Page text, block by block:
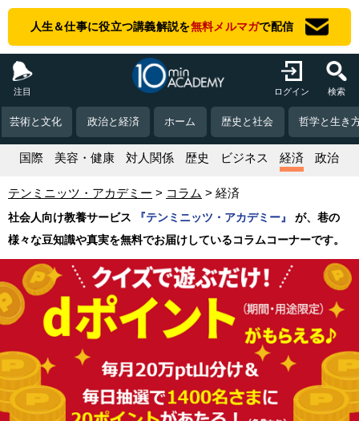
人生＆仕事に役立つ講義解説を無料メルマガで配信
注目 ログイン 検索
芸術と文化 政治と経済 ホーム 歴史と社会 哲学と生き
国際 美容・健康 対人関係 歴史 ビジネス 経済 政治
テンミニッツ・アカデミー コラム 経済
社会人向け教養サービス 『テンミニッツ・アカデミー』
が、巷の
様々な豆知識や真実を無料でお届けしているコラムコーナーです。